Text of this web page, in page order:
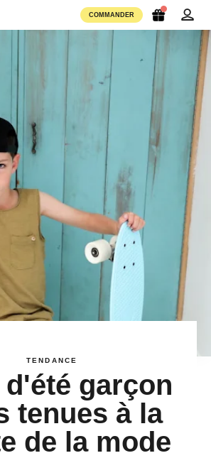
COMMANDER
TENDANCE
garçon
tenues à la
de la mode